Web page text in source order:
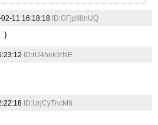
02-11 16:18:18 ID:GFjpII8nUQ
ID:rU4hek3rNE
ID:UrjCyTncM6